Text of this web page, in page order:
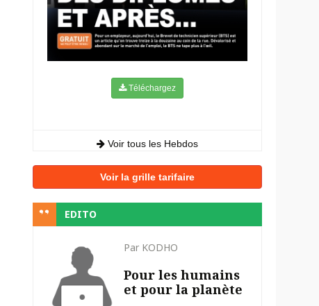
Téléchargez
Voir tous les Hebdos
Voir la grille tarifaire
EDITO
Par KODHO
Pour les humains
et pour la planète